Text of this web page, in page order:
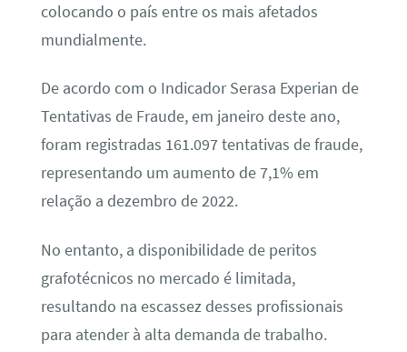
colocando o país entre os mais afetados
mundialmente.
De acordo com o Indicador Serasa Experian de
Tentativas de Fraude, em janeiro deste ano,
foram registradas 161.097 tentativas de fraude,
representando um aumento de 7,1% em
relação a dezembro de 2022.
No entanto, a disponibilidade de peritos
grafotécnicos no mercado é limitada,
resultando na escassez desses profissionais
para atender à alta demanda de trabalho.